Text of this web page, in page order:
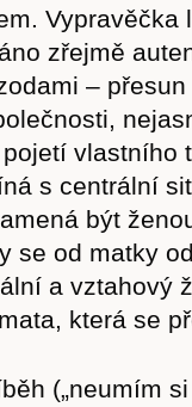
zřejmě
–
vlastního
s centrální
být
se od matky
a vztahový
která se
(„neumím